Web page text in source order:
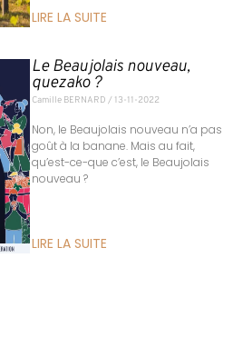
LIRE LA SUITE
Le Beaujolais nouveau,
quezako ?
Camille BERNARD 13-11-2022
Non, le Beaujolais nouveau n’a pas
goût à la banane. Mais au fait,
qu’est-ce-que c’est, le Beaujolais
nouveau ?
LIRE LA SUITE